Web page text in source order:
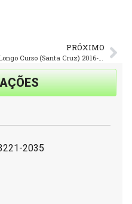
PRÓXIMO
Longo Curso (Santa Cruz) 2016-2017 – Data base 1º de Junho
2035